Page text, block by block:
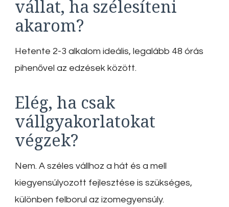
vállat, ha szélesíteni
akarom?
Hetente 2-3 alkalom ideális, legalább 48 órás
pihenővel az edzések között.
Elég, ha csak
vállgyakorlatokat
végzek?
Nem. A széles vállhoz a hát és a mell
kiegyensúlyozott fejlesztése is szükséges,
különben felborul az izomegyensúly.